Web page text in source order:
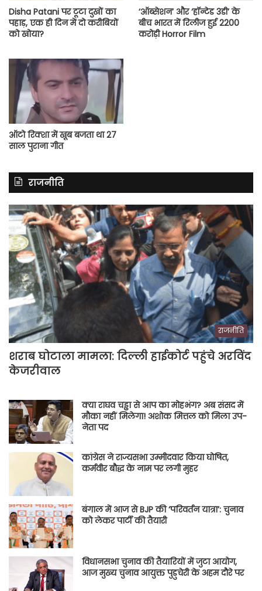
Disha Patani पर टूटा दुखों का
पहाड़, एक ही दिन में दो करीबियों
को खोया?
‘ऑब्सेशन’ और ‘हॉन्टेड 3डी’ के
बीच भारत में रिलीज हुई 2200
करोड़ी Horror Film
ऑटो रिक्शा में खूब बजता था 27
साल पुराना गीत
राजनीति
राजनीति
शराब घोटाला मामला: दिल्ली हाईकोर्ट पहुंचे अरविंद
केजरीवाल
क्या राघव चड्ढा से आप का मोहभंग? अब संसद में
मौका नहीं मिलेगा! अशोक मित्तल को मिला उप-
नेता पद
कांग्रेस ने राज्यसभा उम्मीदवार किया घोषित,
कर्मवीर बौद्ध के नाम पर लगी मुहर
बंगाल में आज से BJP की ‘परिवर्तन यात्रा’: चुनाव
को लेकर पार्टी की तैयारी
विधानसभा चुनाव की तैयारियों में जुटा आयोग,
आज मुख्य चुनाव आयुक्त पुडुचेरी के अहम दौरे पर